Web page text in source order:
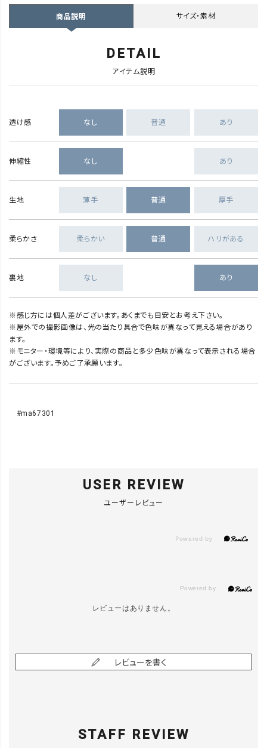
商品説明 サイズ・素材
DETAIL
アイテム説明
透け感 なし 普通 あり
伸縮性 なし あり
生地 薄手 普通 厚手
柔らかさ 柔らかい 普通 ハリがある
裏地 なし あり
※感じ方には個人差がございます。あくまでも目安とお考え下さい。
※屋外での撮影画像は、光の当たり具合で色味が異なって見える場合があり
ます。
※モニター・環境等により、実際の商品と多少色味が異なって表示される場合
がございます。予めご了承願います。
#ma67301
USER REVIEW
ユーザーレビュー
レビューはありません。
レビューを書く
STAFF REVIEW